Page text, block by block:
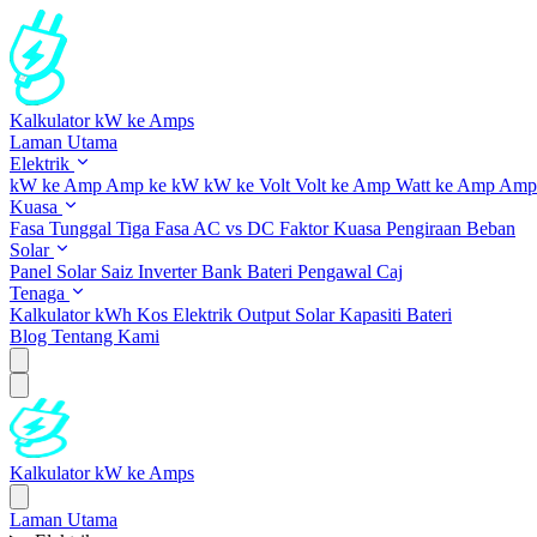
Kalkulator kW ke Amps
Laman Utama
Elektrik
kW ke Amp Amp ke kW kW ke Volt Volt ke Amp Watt ke Amp
Kuasa
Fasa Tunggal Tiga Fasa AC vs DC Faktor Kuasa Pengiraan Beban
Solar
Panel Solar Saiz InverterBank Bateri Pengawal Caj
Tenaga
Kalkulator kWh Kos Elektrik Output SolarKapasiti Bateri
Blog Tentang Kami
Kalkulator kW ke Amps
Laman Utama